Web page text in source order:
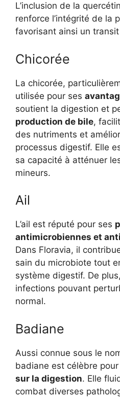
L’inclusion de la
renforce l’intégrité de la
favorisant ainsi un
Chicorée
La chicorée,
utilisée pour ses
soutient la digestion et
production de bile,
des nutriments et
processus digestif. Elle
sa capacité à atténuer
mineurs.
Ail
L’ail est réputé pour ses
antimicrobiennes et
Dans Floravia, il
sain du microbiote tout
système digestif. De
infections pouvant
normal.
Badiane
Aussi connue sous le
badiane est célèbre
sur la digestion. Elle
combat diverses